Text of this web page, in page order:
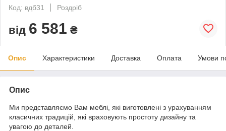
Код: вдб31
Роздріб
від 6 581 ₴
Опис Характеристики Доставка Оплата Умови
Опис
Ми представляємо Вам меблі, які виготовлені з урахуванням
класичних традицій, які враховують простоту дизайну та
увагою до деталей.